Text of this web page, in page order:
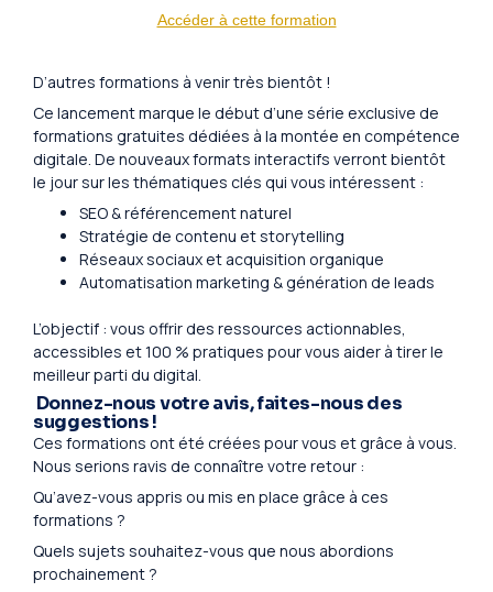
Accéder à cette formation
D’autres formations à venir très bientôt !
Ce lancement marque le début d’une série exclusive de
formations gratuites dédiées à la montée en compétence
digitale. De nouveaux formats interactifs verront bientôt
le jour sur les thématiques clés qui vous intéressent :
SEO & référencement naturel
Stratégie de contenu et storytelling
Réseaux sociaux et acquisition organique
Automatisation marketing & génération de leads
L’objectif : vous offrir des ressources actionnables,
accessibles et 100 % pratiques pour vous aider à tirer le
meilleur parti du digital.
Donnez-nous votre avis, faites-nous des
suggestions !
Ces formations ont été créées pour vous et grâce à vous.
Nous serions ravis de connaître votre retour :
Qu’avez-vous appris ou mis en place grâce à ces
formations ?
Quels sujets souhaitez-vous que nous abordions
prochainement ?